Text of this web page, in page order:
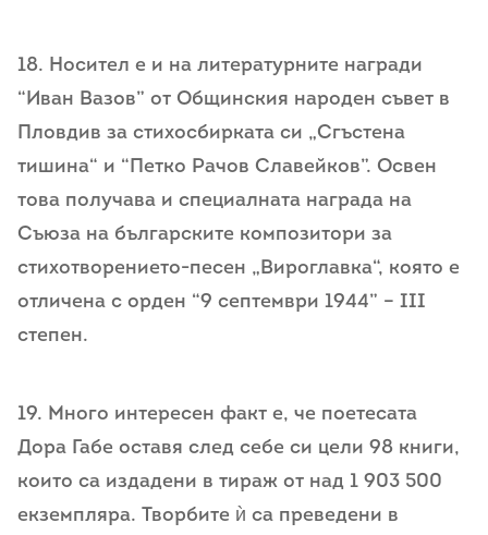
18. Носител е и на литературните награди
“Иван Вазов” от Общинския народен съвет в
Пловдив за стихосбирката си „Сгъстена
тишина“ и “Петко Рачов Славейков”. Освен
това получава и специалната награда на
Съюза на българските композитори за
стихотворението-песен „Вироглавка“, която е
отличена с орден “9 септември 1944” – III
степен.
19. Много интересен факт е, че поетесата
Дора Габе оставя след себе си цели 98 книги,
които са издадени в тираж от над 1 903 500
екземпляра. Творбите ѝ са преведени в